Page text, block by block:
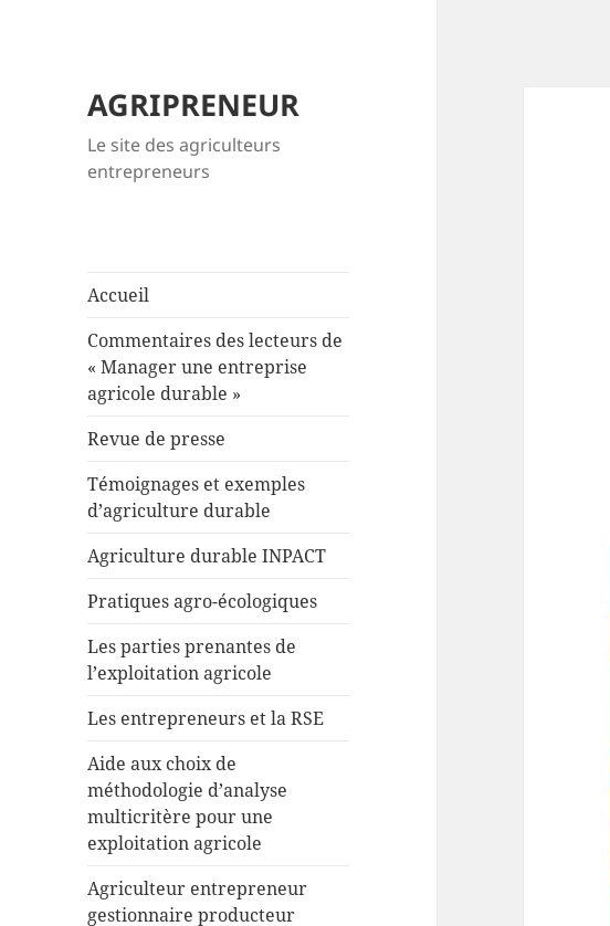
AGRIPRENEUR
Le site des agriculteurs
entrepreneurs
Accueil
Commentaires des lecteurs de
« Manager une entreprise
agricole durable »
Revue de presse
Témoignages et exemples
d’agriculture durable
Agriculture durable INPACT
Pratiques agro-écologiques
Les parties prenantes de
l’exploitation agricole
Les entrepreneurs et la RSE
Aide aux choix de
méthodologie d’analyse
multicritère pour une
exploitation agricole
Agriculteur entrepreneur
gestionnaire producteur